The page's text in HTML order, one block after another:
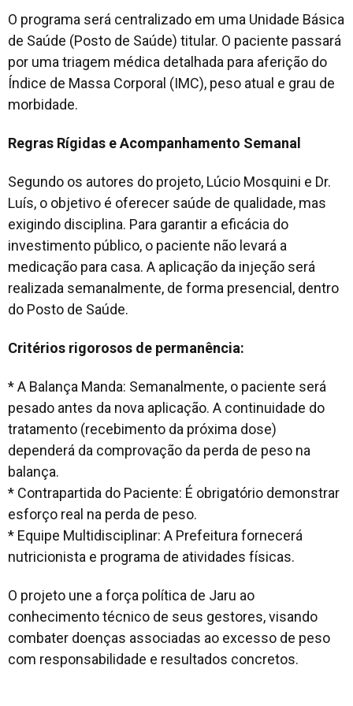
O programa será centralizado em uma Unidade Básica
de Saúde (Posto de Saúde) titular. O paciente passará
por uma triagem médica detalhada para aferição do
Índice de Massa Corporal (IMC), peso atual e grau de
morbidade.
Regras Rígidas e Acompanhamento Semanal
Segundo os autores do projeto, Lúcio Mosquini e Dr.
Luís, o objetivo é oferecer saúde de qualidade, mas
exigindo disciplina. Para garantir a eficácia do
investimento público, o paciente não levará a
medicação para casa. A aplicação da injeção será
realizada semanalmente, de forma presencial, dentro
do Posto de Saúde.
Critérios rigorosos de permanência:
* A Balança Manda: Semanalmente, o paciente será
pesado antes da nova aplicação. A continuidade do
tratamento (recebimento da próxima dose)
dependerá da comprovação da perda de peso na
balança.
* Contrapartida do Paciente: É obrigatório demonstrar
esforço real na perda de peso.
* Equipe Multidisciplinar: A Prefeitura fornecerá
nutricionista e programa de atividades físicas.
O projeto une a força política de Jaru ao
conhecimento técnico de seus gestores, visando
combater doenças associadas ao excesso de peso
com responsabilidade e resultados concretos.